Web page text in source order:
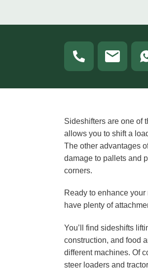
Sideshifters are one of
allows you to shift a
The other advantages
damage to pallets and
corners.
Ready to enhance
have plenty of
You’ll find sideshifts
construction, and food
different machines. Of
steer loaders and